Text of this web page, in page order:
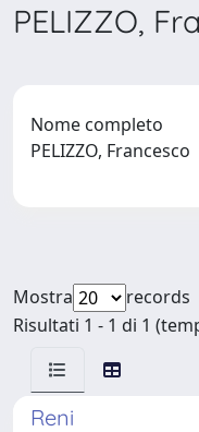
PELIZZO,
Nome completo
PELIZZO, Francesco
Mostra
records
Risultati 1 - 1 di 1
Reni